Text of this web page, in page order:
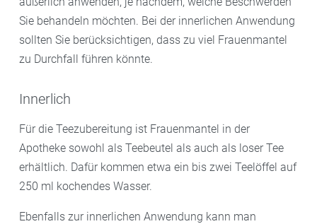
Sie behandeln möchten. Bei der innerlichen Anwendung
sollten Sie berücksichtigen, dass zu viel Frauenmantel
zu Durchfall führen könnte.
Innerlich
Für die Teezubereitung ist Frauenmantel in der
Apotheke sowohl als Teebeutel als auch als loser Tee
erhältlich. Dafür kommen etwa ein bis zwei Teelöffel auf
250 ml kochendes Wasser.
Ebenfalls zur innerlichen Anwendung kann man